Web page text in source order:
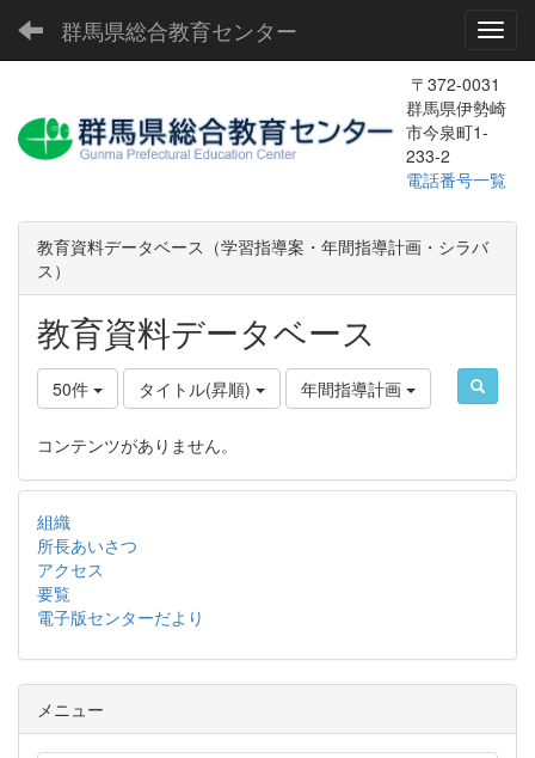
群馬県総合教育センター
〒372-0031
群馬県伊勢崎
市今泉町1-
233-2
電話番号一覧
教育資料データベース（学習指導案・年間指導計画・シラバ
ス）
教育資料データベース
50件 タイトル(昇順) 年間指導計画
コンテンツがありません。
組織
所長あいさつ
アクセス
要覧
電子版センターだより
メニュー